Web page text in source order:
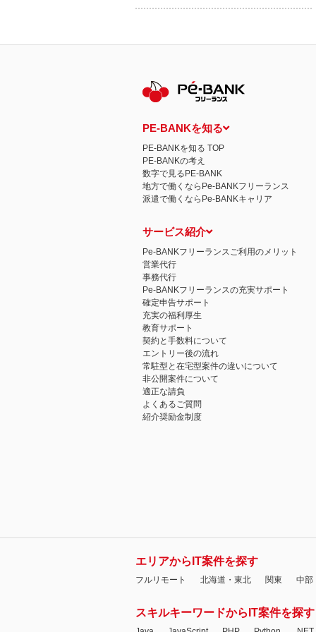
PE-BANKを知る
PE-BANKを知る TOP
PE-BANKの考え
数字で見るPE-BANK
地方で働くならPe-BANKフリーランス
派遣で働くならPe-BANKキャリア
サービス紹介
Pe-BANKフリーランスご利用のメリット
営業代行
事務代行
Pe-BANKフリーランスの充実サポート
確定申告サポート
充実の福利厚生
教育サポート
契約と手数料について
エントリー後の流れ
常駐型と在宅型案件の違いについて
非公開案件について
適正な請負
よくあるご質問
紹介奨励金制度
エリアからIT案件を探す
フルリモート 北海道・東北 関東 中部
スキルキーワードからIT案件を探す